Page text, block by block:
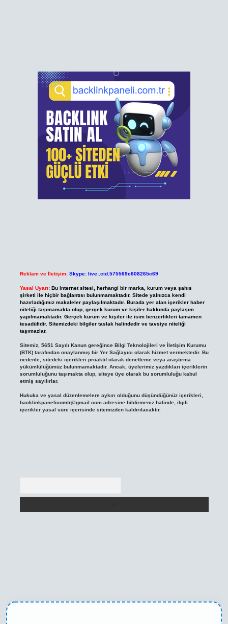
Reklam ve İletişim: Skype: live:.cid.575569c608265c69
Yasal Uyarı: Bu internet sitesi, herhangi bir marka, kurum veya şahıs
şirketi ile hiçbir bağlantısı bulunmamaktadır. Sitede yalnızca kendi
hazırladığımız makaleler paylaşılmaktadır. Burada yer alan içerikler haber
niteliği taşımamakta olup, gerçek kurum ve kişiler hakkında paylaşım
yapılmamaktadır. Gerçek kurum ve kişiler ile isim benzerlikleri tamamen
tesadüfidir. Sitemizdeki bilgiler taslak halindedir ve tavsiye niteliği
taşımazlar.
Sitemiz, 5651 Sayılı Kanun gereğince Bilgi Teknolojileri ve İletişim Kurumu
(BTK) tarafından onaylanmış bir Yer Sağlayıcı olarak hizmet vermektedir. Bu
nedenle, sitedeki içerikleri proaktif olarak denetleme veya araştırma
yükümlülüğümüz bulunmamaktadır. Ancak, üyelerimiz yazdıkları içeriklerin
sorumluluğunu taşımakta olup, siteye üye olarak bu sorumluluğu kabul
etmiş sayılırlar.
Hukuka ve yasal düzenlemelere aykırı olduğunu düşündüğünüz içerikleri,
backlinkpanelicomtr@gmail.comadresine bildirmeniz halinde, ilgili
içerikler yasal süre içerisinde sitemizden kaldırılacaktır.